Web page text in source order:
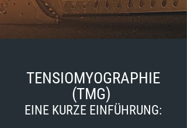
TENSIOMYOGRAPHIE
(TMG)
EINE KURZE EINFÜHRUNG: